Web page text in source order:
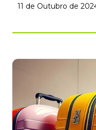
11 de Outubro de